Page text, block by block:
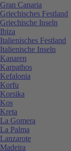
Gran Canaria
Griechisches Festland
Griechische Inseln
Ibiza
Italienisches Festland
Italienische Inseln
Kanaren
Karpathos
Kefalonia
Korfu
Korsika
Kos
Kreta
La Gomera
La Palma
Lanzarote
Madeira